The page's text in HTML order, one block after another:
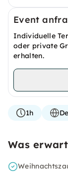
Event
Individuelle
oder private
erhalten.
1h
Was